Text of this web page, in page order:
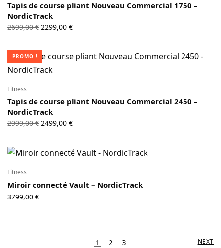
Tapis de course pliant Nouveau Commercial 1750 –
NordicTrack
2699,00€ Le prix
était :
2699,00 €.
2299,00 €Le prix
2299,00 €.
PROMO !
Fitness
Tapis de course pliant Nouveau Commercial 2450 –
NordicTrack
2999,00€ Le prix
2999,00 €.
2499,00 €Le prix
2499,00 €.
Fitness
Miroir connecté Vault – NordicTrack
3799,00 €
1 2 3 NEXT